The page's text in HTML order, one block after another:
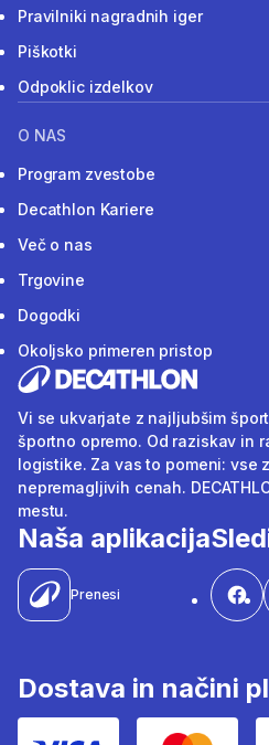
Pravilniki nagradnih iger
Piškotki
Odpoklic izdelkov
O NAS
Program zvestobe
Decathlon Kariere
Več o nas
Trgovine
Dogodki
Okoljsko primeren pristop
Vi se ukvarjate z najljubšim
športno opremo. Od raziskav in
logistike. Za vas to pomeni: vse
nepremagljivih cenah.
mestu.
Naša aplikacija
Prenesi
Dostava in načini